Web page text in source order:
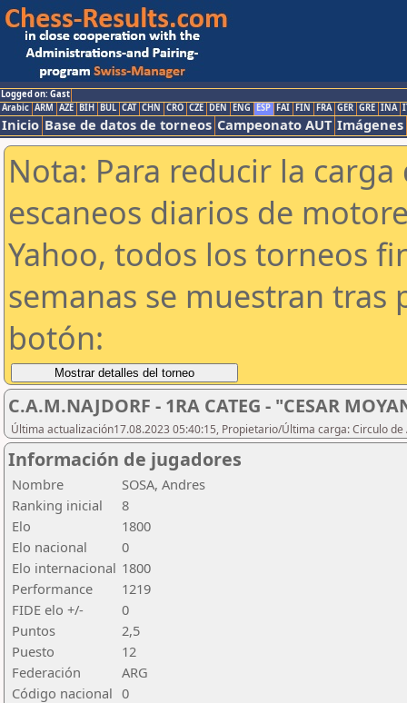
Logged on: Gast
Arabic ARM AZE BIH BUL CAT CHN CRO CZE DEN ENG ESP FAI FIN FRA GER GRE INA
Inicio Base de datos de torneos Campeonato AUT Imágenes
Nota: Para reducir la
escaneos diarios de
Yahoo, todos los torneos
semanas se muestran tras
botón:
C.A.M.NAJDORF - 1RA CATEG - "CESAR
Última actualización17.08.2023 05:40:15, Propietario/Última carga: Circulo
Información de jugadores
Nombre
SOSA, Andres
Ranking inicial
8
Elo
1800
Elo nacional
0
Elo internacional 1800
Performance
1219
FIDE elo +/-
0
Puntos
2,5
Puesto
12
Federación
ARG
Código nacional 0